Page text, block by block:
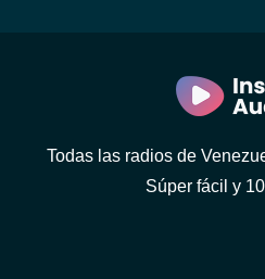
Todas las radios de
Súper fácil y